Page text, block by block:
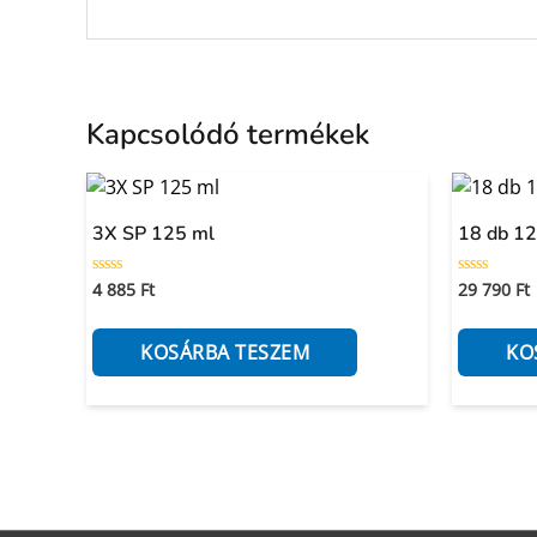
Kapcsolódó termékek
3X SP 125 ml
Értékelés:
5
4 885 Ft
KOSÁRBA TESZEM
18 db
Értékelés:
5
29 790 Ft